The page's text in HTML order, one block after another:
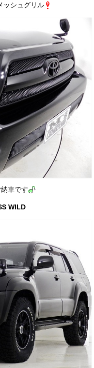
ッシュグリル
車です
WILD